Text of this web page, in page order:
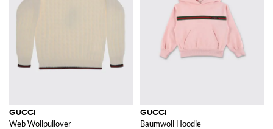
GUCCI
Web Wollpullover
GUCCI
Baumwoll Hoodie